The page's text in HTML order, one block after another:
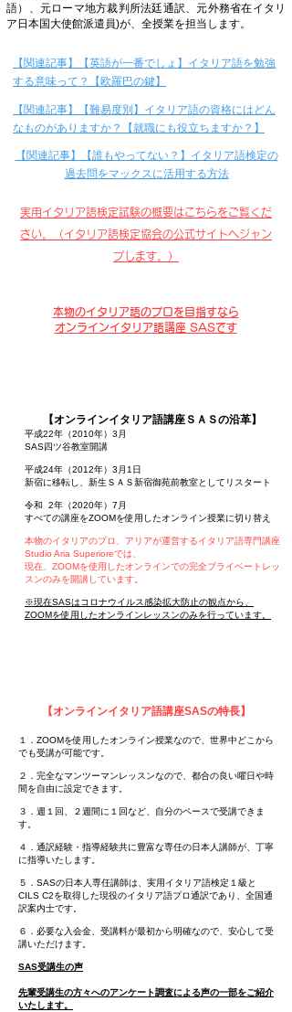
語）、元ローマ地方裁判所法廷通訳、元外務省在イタリ
ア日本国大使館派遣員)が、全授業を担当します。
【関連記事】​【英語が一番でしょ】イタリア語を勉強
する意味って？【欧羅巴の鍵】
​【関連記事】【難易度別】イタリア語の資格にはどん
なものがありますか？【就職にも役立ちますか？】
​【関連記事】【誰もやってない？】イタリア語検定の
過去問をマックスに活用する方法
実用イタリア語検定試験の概要はこちらをご覧くだ
さい。
（イタリア語検定協会の公式サイトへジャン
プします。）
本物のイタリア語のプロを目指すなら
オンラインイタリア語講座 SASです
【オンラインイタリア語講座ＳＡＳの沿革】
平成22年（2010年）3月
SAS四ツ谷教室開講
平成24年（2012年）3月1日
新宿に移転し、新生ＳＡＳ新宿御苑前教室としてリスタート
令和 2年（2020年）7月
すべての講座をZOOMを使用したオンライン授業に切り替え
本物のイタリアのプロ、アリアが運営するイタリア語専門講座
Studio Aria Superioreでは、
現在、ZOOMを使用したオンラインでの完全プライベートレッ
スンのみを開講しています。
※現在SASはコロナウイルス感染拡大防止の観点から、
ZOOMを使用したオンラインレッスンのみを行っています。
【オンラインイタリア語講座SASの特長】
１．ZOOMを使用したオンライン授業なので、世界中どこから
でも受講が可能です。
２．完全なマンツーマンレッスンなので、都合の良い曜日や時
間を自由に設定できます。
３．週１回、２週間に１回など、自分のペースで受講できま
す。
４．通訳経験・指導経験共に豊富な専任の日本人講師が、丁寧
に指導いたします。
５．SASの日本人専任講師は、実用イタリア語検定１級と
CILS C2を取得した現役のイタリア語プロ通訳であり、全国通
訳案内士です。
６．必要な入会金、受講料が最初から明確なので、安心して受
講いただけます。
SAS受講生の声
先輩受講生の方々へのアンケート調査による声の一部をご紹介
いたします。